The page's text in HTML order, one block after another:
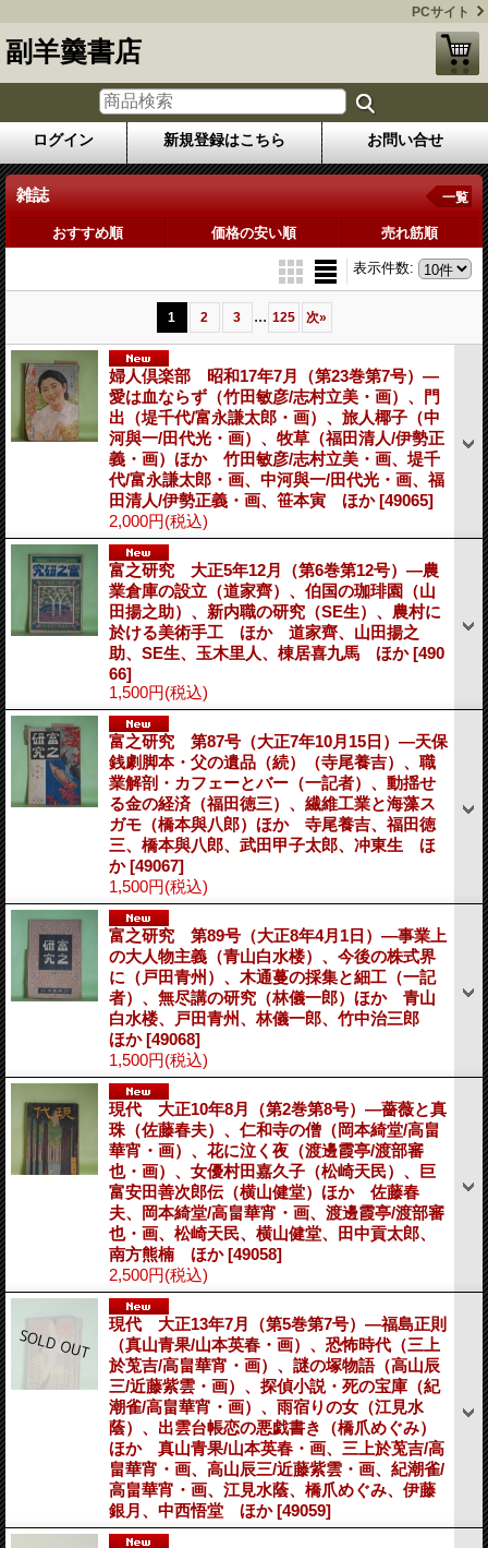
PCサイト
副羊羹書店
ログイン 新規登録はこちら お問い合せ
雑誌 一覧
おすすめ順 価格の安い順 売れ筋順
表示件数:
1 2 3 ... 125 次»
婦人倶楽部 昭和17年7月（第23巻第7号）―
愛は血ならず（竹田敏彦/志村立美・画）、門
出（堤千代/富永謙太郎・画）、旅人椰子（中
河與一/田代光・画）、牧草（福田清人/伊勢正
義・画）ほか 竹田敏彦/志村立美・画、堤千
代/富永謙太郎・画、中河與一/田代光・画、福
田清人/伊勢正義・画、笹本寅 ほか[49065]
2,000円(税込)
富之研究 大正5年12月（第6巻第12号）―農
業倉庫の設立（道家齊）、伯国の珈琲園（山
田揚之助）、新内職の研究（SE生）、農村に
於ける美術手工 ほか 道家齊、山田揚之
助、SE生、玉木里人、棟居喜九馬 ほか[490
66]
1,500円(税込)
富之研究 第87号（大正7年10月15日）―天保
銭劇脚本・父の遺品（続）（寺尾養吉）、職
業解剖・カフェーとバー（一記者）、動揺せ
る金の経済（福田徳三）、繊維工業と海藻ス
ガモ（橋本與八郎）ほか 寺尾養吉、福田徳
三、橋本與八郎、武田甲子太郎、冲東生 ほ
か[49067]
1,500円(税込)
富之研究 第89号（大正8年4月1日）―事業上
の大人物主義（青山白水楼）、今後の株式界
に（戸田青州）、木通蔓の採集と細工（一記
者）、無尽講の研究（林儀一郎）ほか 青山
白水楼、戸田青州、林儀一郎、竹中治三郎
ほか[49068]
1,500円(税込)
現代 大正10年8月（第2巻第8号）―薔薇と真
珠（佐藤春夫）、仁和寺の僧（岡本綺堂/高畠
華宵・画）、花に泣く夜（渡邊霞亭/渡部審
也・画）、女優村田嘉久子（松崎天民）、巨
富安田善次郎伝（横山健堂）ほか 佐藤春
夫、岡本綺堂/高畠華宵・画、渡邊霞亭/渡部審
也・画、松崎天民、横山健堂、田中貢太郎、
南方熊楠 ほか[49058]
2,500円(税込)
現代 大正13年7月（第5巻第7号）―福島正則
（真山青果/山本英春・画）、恐怖時代（三上
於莵吉/高畠華宵・画）、謎の塚物語（高山辰
三/近藤紫雲・画）、探偵小説・死の宝庫（紀
潮雀/高畠華宵・画）、雨宿りの女（江見水
蔭）、出雲台帳恋の悪戯書き（橋爪めぐみ）
ほか 真山青果/山本英春・画、三上於莵吉/高
畠華宵・画、高山辰三/近藤紫雲・画、紀潮雀/
高畠華宵・画、江見水蔭、橋爪めぐみ、伊藤
銀月、中西悟堂 ほか[49059]